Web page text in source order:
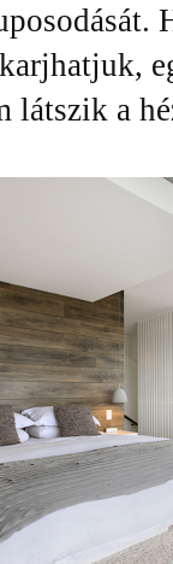
látszik a